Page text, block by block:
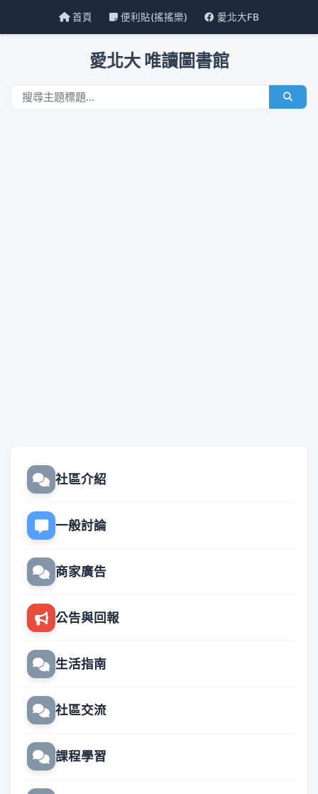
首頁 便利貼(搖搖樂) 愛北大FB
愛北大 唯讀圖書館
社區介紹
一般討論
商家廣告
公告與回報
生活指南
社區交流
課程學習